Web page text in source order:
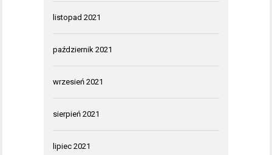
listopad 2021
październik 2021
wrzesień 2021
sierpień 2021
lipiec 2021